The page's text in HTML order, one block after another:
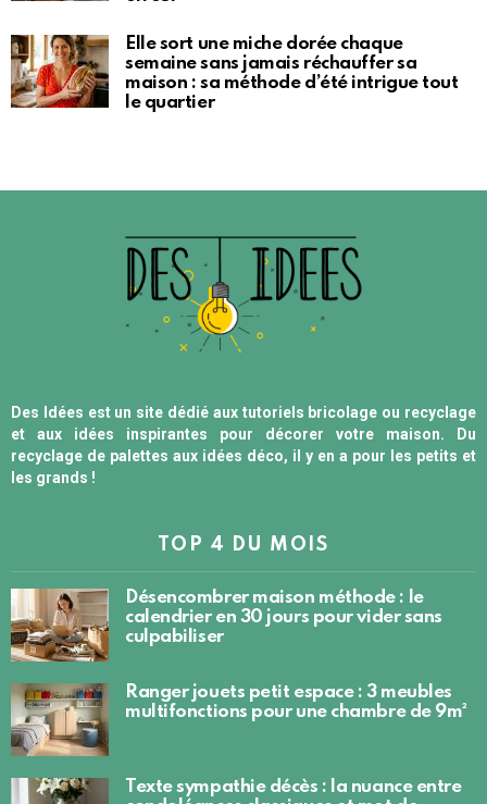
Elle sort une miche dorée chaque
semaine sans jamais réchauffer sa
maison : sa méthode d’été intrigue tout
le quartier
Des Idées est un site dédié aux tutoriels bricolage ou recyclage
et aux idées inspirantes pour décorer votre maison. Du
recyclage de palettes aux idées déco, il y en a pour les petits et
les grands !
TOP 4 DU MOIS
Désencombrer maison méthode : le
calendrier en 30 jours pour vider sans
culpabiliser
Ranger jouets petit espace : 3 meubles
multifonctions pour une chambre de 9m²
Texte sympathie décès : la nuance entre